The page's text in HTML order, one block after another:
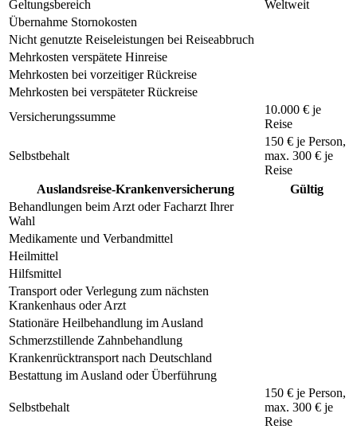
Geltungsbereich
Weltweit
Übernahme Stornokosten
Nicht genutzte Reiseleistungen bei Reiseabbruch
Mehrkosten verspätete Hinreise
Mehrkosten bei vorzeitiger Rückreise
Mehrkosten bei verspäteter Rückreise
Versicherungssumme
10.000 € je
Reise
Selbstbehalt
150 € je Person,
max. 300 € je
Reise
Auslandsreise-Krankenversicherung
Gültig
Behandlungen beim Arzt oder Facharzt Ihrer
Wahl
Medikamente und Verbandmittel
Heilmittel
Hilfsmittel
Transport oder Verlegung zum nächsten
Krankenhaus oder Arzt
Stationäre Heilbehandlung im Ausland
Schmerzstillende Zahnbehandlung
Krankenrücktransport nach Deutschland
Bestattung im Ausland oder Überführung
Selbstbehalt
150 € je Person,
max. 300 € je
Reise